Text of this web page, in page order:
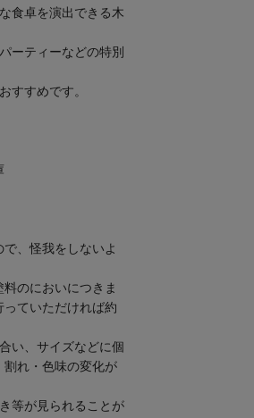
食卓を演出できる木
ーティーなどの特別
すすめです。
、怪我をしないよ
のにおいにつきま
っていただければ約
い、サイズなどに個
割れ・色味の変化が
等が見られることが